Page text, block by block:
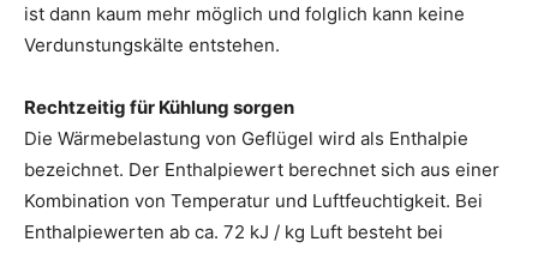
ist dann kaum mehr möglich und folglich kann keine
Verdunstungskälte entstehen.
Rechtzeitig für Kühlung sorgen
Die Wärmebelastung von Geflügel wird als Enthalpie
bezeichnet. Der Enthalpiewert berechnet sich aus einer
Kombination von Temperatur und Luftfeuchtigkeit. Bei
Enthalpiewerten ab ca. 72 kJ / kg Luft besteht bei